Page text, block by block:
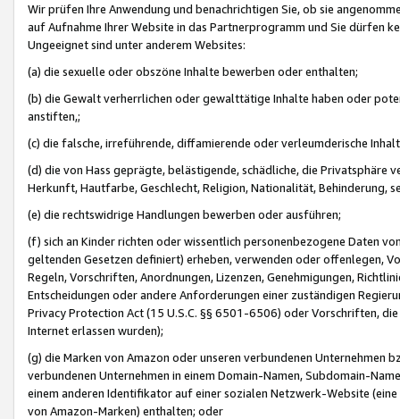
Wir prüfen Ihre Anwendung und benachrichtigen Sie, ob sie
auf Aufnahme Ihrer Website in das Partnerprogramm und Sie dürfen
Ungeeignet sind unter anderem Websites:
(a) die sexuelle oder obszöne Inhalte bewerben oder enthalten;
(b) die Gewalt verherrlichen oder gewalttätige Inhalte haben oder
anstiften,;
(c) die falsche, irreführende, diffamierende oder verleumderische
(d) die von Hass geprägte, belästigende, schädliche, die Privatsphäre
Herkunft, Hautfarbe, Geschlecht, Religion, Nationalität, Behinderung,
(e) die rechtswidrige Handlungen bewerben oder ausführen;
(f) sich an Kinder richten oder wissentlich personenbezogene Daten
geltenden Gesetzen definiert) erheben, verwenden oder offenlegen,
Regeln, Vorschriften, Anordnungen, Lizenzen, Genehmigungen,
Entscheidungen oder andere Anforderungen einer zuständigen
Privacy Protection Act (15 U.S.C. §§ 6501-6506) oder Vorschriften,
Internet erlassen wurden);
(g) die Marken von Amazon oder unseren verbundenen Unternehmen
verbundenen Unternehmen in einem Domain-Namen, Subdomain-
einem anderen Identifikator auf einer sozialen Netzwerk-Website
von Amazon-Marken) enthalten; oder